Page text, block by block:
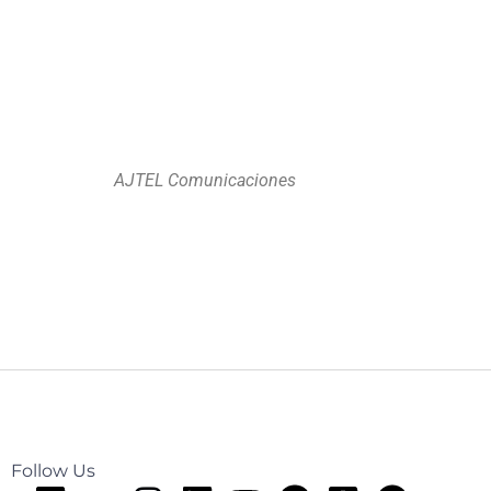
AJTEL Comunicaciones
Follow Us